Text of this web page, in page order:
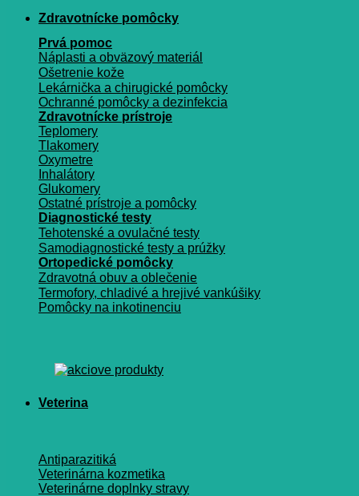
Zdravotnícke pomôcky
Prvá pomoc
Náplasti a obväzový materiál
Ošetrenie kože
Lekárnička a chirugické pomôcky
Ochranné pomôcky a dezinfekcia
Zdravotnícke prístroje
Teplomery
Tlakomery
Oxymetre
Inhalátory
Glukomery
Ostatné prístroje a pomôcky
Diagnostické testy
Tehotenské a ovulačné testy
Samodiagnostické testy a prúžky
Ortopedické pomôcky
Zdravotná obuv a oblečenie
Termofory, chladivé a hrejivé vankúšiky
Pomôcky na inkotinenciu
Veterina
Antiparazitiká
Veterinárna kozmetika
Veterinárne doplnky stravy